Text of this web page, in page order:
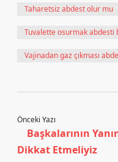
Taharetsiz abdest olur mu
Tuvalette osurmak abdesti
Vajinadan gaz çıkması
Önceki Yazı
Başkalarının
Dikkat Etmeliyiz